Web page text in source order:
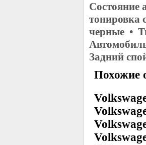
Состояние
тонировка
черные •
Задний
Похожие